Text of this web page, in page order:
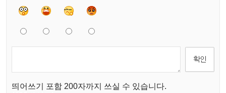
띄어쓰기 포함 200자까지 쓰실 수 있습니다.